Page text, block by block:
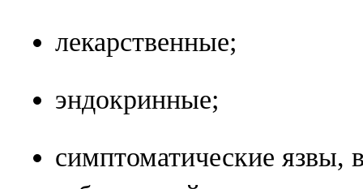
лекарственные;
эндокринные;
симптоматические язвы,